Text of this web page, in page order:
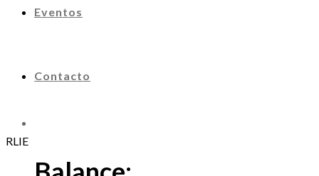
RLIE
Eventos
Contacto